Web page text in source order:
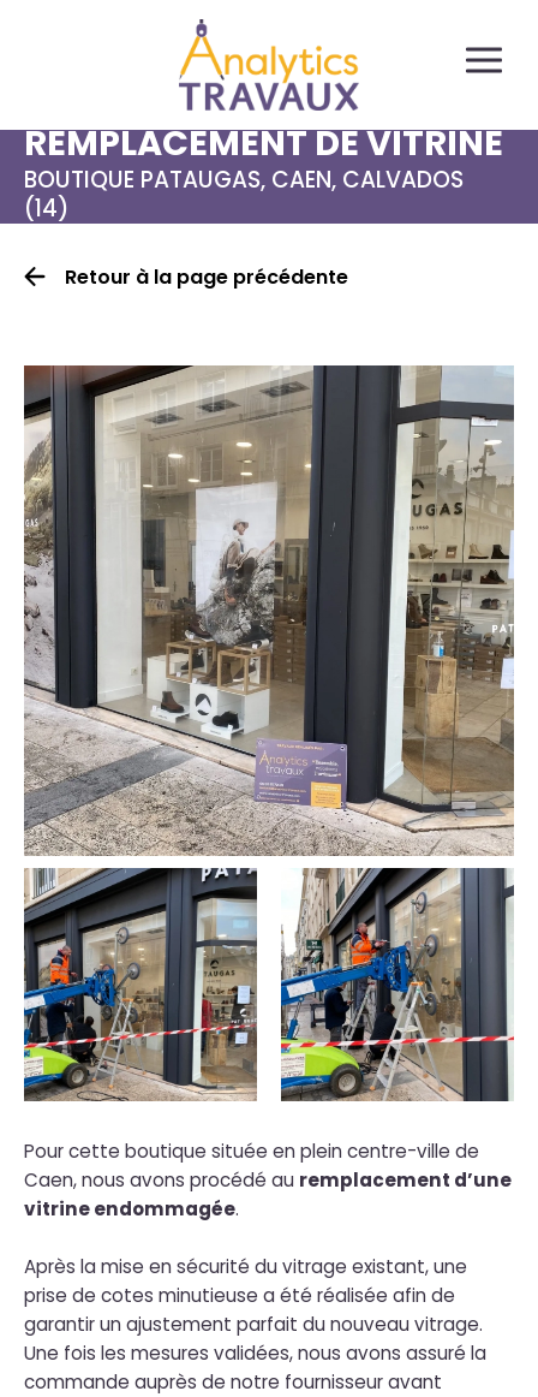
Panneau de gestion des cookies
REMPLACEMENT DE VITRINE
BOUTIQUE PATAUGAS, CAEN, CALVADOS
(14)
Retour à la page précédente
Pour cette boutique située en plein centre-ville de
Caen, nous avons procédé au remplacement d’une
vitrine endommagée.
Après la mise en sécurité du vitrage existant, une
prise de cotes minutieuse a été réalisée afin de
garantir un ajustement parfait du nouveau vitrage.
Une fois les mesures validées, nous avons assuré la
commande auprès de notre fournisseur avant